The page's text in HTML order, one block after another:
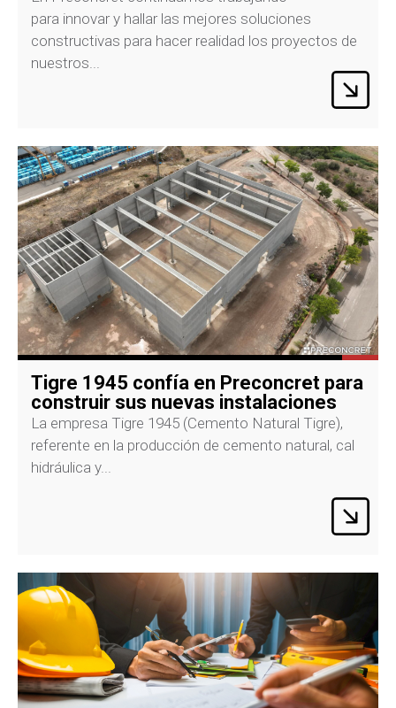
para innovar y hallar las mejores soluciones
constructivas para hacer realidad los proyectos de
nuestros...
Tigre 1945 confía en Preconcret para
construir sus nuevas instalaciones
La empresa Tigre 1945 (Cemento Natural Tigre),
referente en la producción de cemento natural, cal
hidráulica y...